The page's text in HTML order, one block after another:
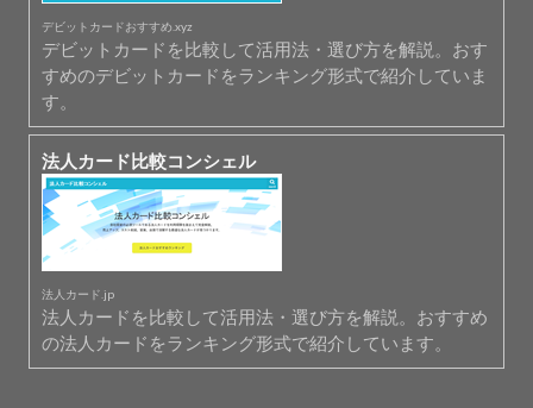
デビットカードおすすめ.xyz
デビットカードを比較して活用法・選び方を解説。おす
すめのデビットカードをランキング形式で紹介していま
す。
法人カード比較コンシェル
法人カード.jp
法人カードを比較して活用法・選び方を解説。おすすめ
の法人カードをランキング形式で紹介しています。